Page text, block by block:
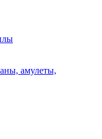
амулеты,